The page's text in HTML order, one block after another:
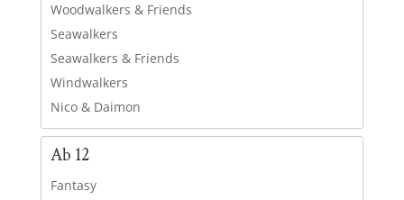
Woodwalkers & Friends
Seawalkers
Seawalkers & Friends
Windwalkers
Nico & Daimon
Ab 12
Fantasy